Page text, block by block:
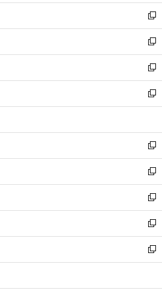
開
く
ウ
で
開
く
ン
ド
ウ
で
開
く
ウ
ィ
ン
ド
ウ
で
開
く
し
い
ウ
ィ
ン
ド
ウ
で
開
新
し
い
ウ
ィ
ン
ド
ウ
開
く
新
し
い
ウ
ィ
ン
ウ
で
開
く
新
し
い
ウ
ン
ド
ウ
で
開
く
新
し
ウ
ィ
ン
ド
ウ
で
開
く
新
し
い
ウ
ィ
ン
ド
ウ
で
開
新
し
い
ウ
ィ
ン
ド
ウ
開
新
し
い
ウ
ィ
ン
ウ
新
し
い
ウ
ン
新
し
ウ